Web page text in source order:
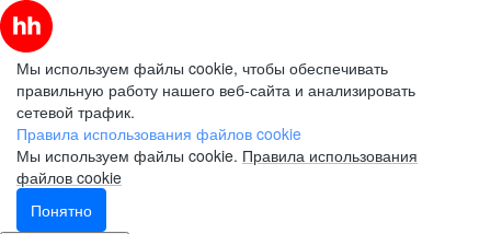
Мы используем файлы cookie, чтобы обеспечивать
правильную работу нашего веб-сайта и анализировать
сетевой трафик.
Правила использования файлов cookie
Мы используем файлы cookie. Правила использования
файлов cookie
Понятно